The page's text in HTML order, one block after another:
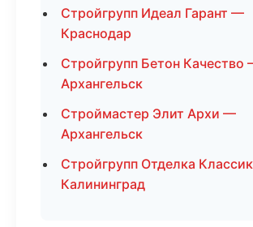
Стройгрупп Идеал Гарант —
Краснодар
Стройгрупп Бетон Качество
Архангельск
Строймастер Элит Архи —
Архангельск
Стройгрупп Отделка
Калининград